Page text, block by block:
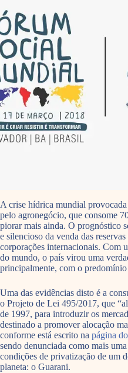
A crise hídrica mundial
pelo agronegócio, que consome
piorar mais ainda. O prognóstico
e silencioso da venda das
corporações internacionais. Com
do mundo, o país virou uma
principalmente, com o
Uma das evidências disto é a
o Projeto de Lei 495/2017, que
de 1997, para introduzir os
destinado a promover alocação
conforme está escrito na página
sendo denunciada como mais
condições de privatização de um
planeta: o Guarani.